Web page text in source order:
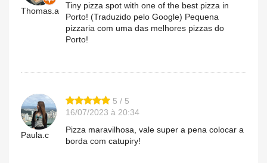
Thomas.a
Tiny pizza spot with one of the best pizza in
Porto! (Traduzido pelo Google) Pequena
pizzaria com uma das melhores pizzas do
Porto!
Paula.c
5 / 5
16/07/2023 à 20:34
Pizza maravilhosa, vale super a pena colocar a
borda com catupiry!